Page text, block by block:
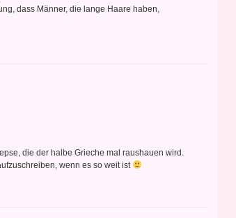
dass Männer, die lange Haare haben,
die der halbe Grieche mal raushauen wird.
wenn es so weit ist